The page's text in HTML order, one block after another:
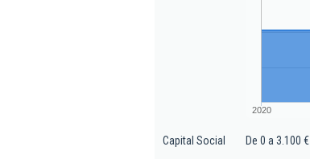
2020
Capital Social De 0 a 3.100 €